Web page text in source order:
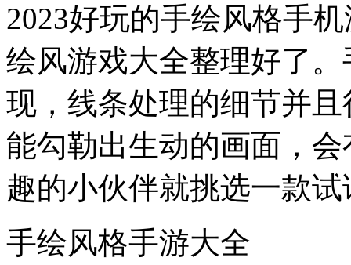
2023好玩的手绘风格手
绘风游戏大全整理好了
现，线条处理的细节并
能勾勒出生动的画面，
趣的小伙伴就挑选一款
手绘风格手游大全